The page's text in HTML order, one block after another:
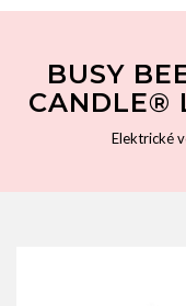
BUSY
CANDLE®
Elektrické